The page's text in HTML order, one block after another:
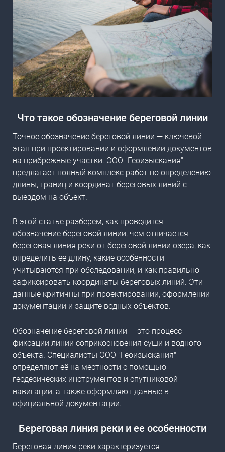
Что такое обозначение береговой линии
Точное обозначение береговой линии — ключевой
этап при проектировании и оформлении документов
на прибрежные участки. ООО "Геоизыскания"
предлагает полный комплекс работ по определению
длины, границ и координат береговых линий с
выездом на объект.
В этой статье разберем, как проводится
обозначение береговой линии, чем отличается
береговая линия реки от береговой линии озера, как
определить ее длину, какие особенности
учитываются при обследовании, и как правильно
зафиксировать координаты береговых линий. Эти
данные критичны при проектировании, оформлении
документации и защите водных объектов.
Обозначение береговой линии — это процесс
фиксации линии соприкосновения суши и водного
объекта. Специалисты ООО "Геоизыскания"
определяют её на местности с помощью
геодезических инструментов и спутниковой
навигации, а также оформляют данные в
официальной документации.
Береговая линия реки и ее особенности
Береговая линия реки характеризуется